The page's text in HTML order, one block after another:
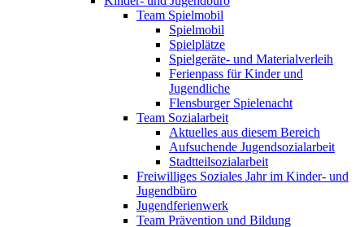
Team Spielmobil
Spielmobil
Spielplätze
Spielgeräte- und Materialverleih
Ferienpass für Kinder und
Jugendliche
Flensburger Spielenacht
Team Sozialarbeit
Aktuelles aus diesem Bereich
Aufsuchende Jugendsozialarbeit
Stadtteilsozialarbeit
Freiwilliges Soziales Jahr im Kinder- und
Jugendbüro
Jugendferienwerk
Team Prävention und Bildung